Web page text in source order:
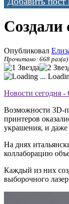
Создали
Опубликовал
Прочитано: 668 раз(а)
Новости сегодня
Возможности 3D-
принтеров
украшения, и
На днях
коллаборацию
Каждый из них
выборочного